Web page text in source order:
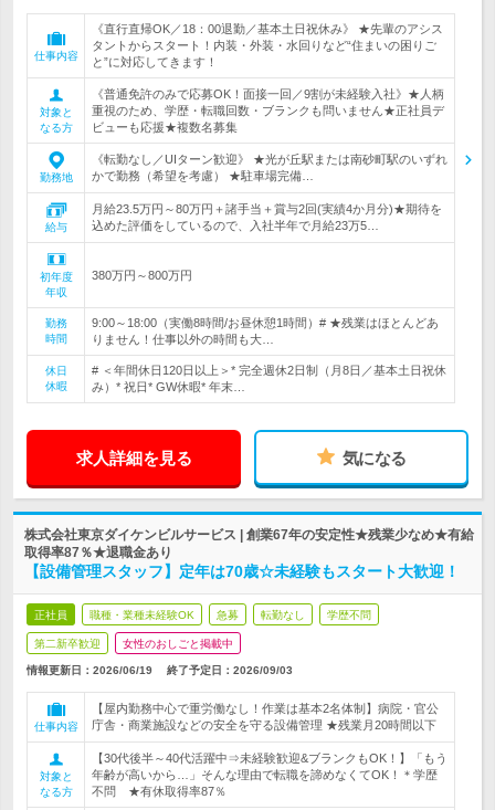
仕事内容
《直行直帰OK／18：00退勤／基本土日祝休み》 ★先輩のアシス
タントからスタート！内装・外装・水回りなど“住まいの困りご
と”に対応してきます！
対象と
なる方
《普通免許のみで応募OK！面接一回／9割が未経験入社》★人柄
重視のため、学歴・転職回数・ブランクも問いません★正社員デ
ビューも応援★複数名募集
勤務地
《転勤なし／UIターン歓迎》 ★光が丘駅または南砂町駅のいずれ
かで勤務（希望を考慮） ★駐車場完備…
給与
月給23.5万円～80万円＋諸手当＋賞与2回(実績4か月分)★期待を
込めた評価をしているので、入社半年で月給23万5…
初年度
年収
380万円～800万円
勤務
時間
9:00～18:00（実働8時間/お昼休憩1時間）# ★残業はほとんどあ
りません！仕事以外の時間も大…
休日
休暇
# ＜年間休日120日以上＞* 完全週休2日制（月8日／基本土日祝休
み）* 祝日* GW休暇* 年末…
求人詳細を見る 気になる
株式会社東京ダイケンビルサービス | 創業67年の安定性★残業少なめ★有給
取得率87％★退職金あり
【設備管理スタッフ】定年は70歳☆未経験もスタート大歓迎！
正社員 職種・業種未経験OK 急募 転勤なし 学歴不問
第二新卒歓迎 女性のおしごと掲載中
情報更新日：2026/06/19 終了予定日： 2026/09/03
仕事内容
【屋内勤務中心で重労働なし！作業は基本2名体制】病院・官公
庁舎・商業施設などの安全を守る設備管理 ★残業月20時間以下
対象と
なる方
【30代後半～40代活躍中⇒未経験歓迎&ブランクもOK！】「もう
年齢が高いから…」そんな理由で転職を諦めなくてOK！＊学歴
不問 ★有休取得率87％